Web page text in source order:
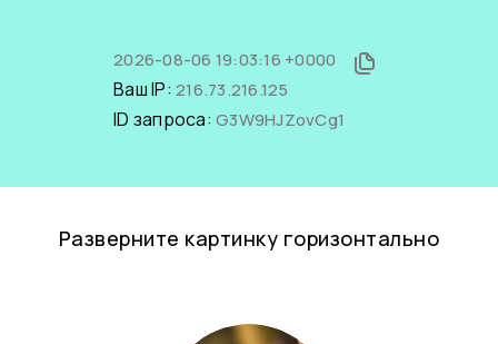
2026-08-06 19:03:16 +0000
Ваш IP: 216.73.216.125
ID запроса: G3W9HJZovCg1
Разверните картинку горизонтально